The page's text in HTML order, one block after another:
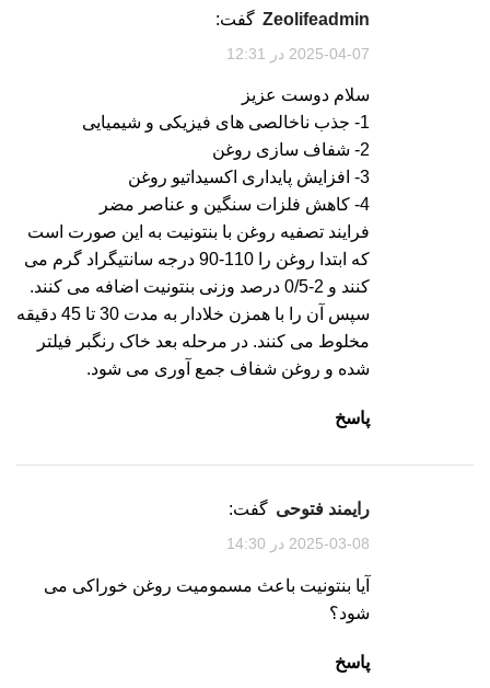
zeolifeadmin گفت:
2025-04-07 در 12:31
سلام دوست عزیز
1- جذب ناخالصی های فیزیکی و شیمیایی
2- شفاف سازی روغن
3- افزایش پایداری اکسیداتیو روغن
4- کاهش فلزات سنگین و عناصر مضر
فرایند تصفیه روغن با بنتونیت به این صورت است
که ابتدا روغن را 110-90 درجه سانتیگراد گرم می
کنند و 2-0/5 درصد وزنی بنتونیت اضافه می کنند.
سپس آن را با همزن خلادار به مدت 30 تا 45 دقیقه
مخلوط می کنند. در مرحله بعد خاک رنگبر فیلتر
شده و روغن شفاف جمع آوری می شود.
پاسخ
رایمند فتوحی گفت:
2025-03-08 در 14:30
آیا بنتونیت باعث مسمومیت روغن خوراکی می
شود؟
پاسخ